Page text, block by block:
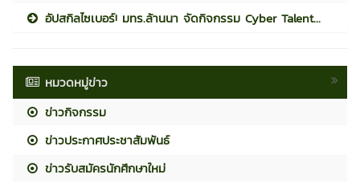
อัปสกิลไซเบอร์! มทร.ล้านนา จัดกิจกรรม Cyber Talent...
หมวดหมู่ข่าว
ข่าวกิจกรรม
ข่าวประกาศประชาสัมพันธ์
ข่าวรับสมัครนักศึกษาใหม่